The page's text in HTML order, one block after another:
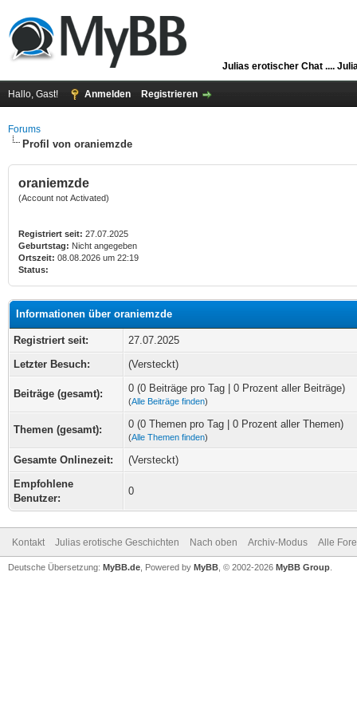
Julias erotischer Chat ....
Hallo, Gast! Anmelden Registrieren
Forums
Profil von oraniemzde
oraniemzde
(Account not Activated)
Registriert seit: 27.07.2025
Geburtstag: Nicht angegeben
Ortszeit: 08.08.2026 um 22:19
Status:
Informationen über oraniemzde
Registriert seit:
27.07.2025
Letzter Besuch:
(Versteckt)
Beiträge (gesamt): 0 (0 Beiträge pro Tag | 0 Prozent aller Beiträge)
(Alle Beiträge finden)
Themen (gesamt): 0 (0 Themen pro Tag | 0 Prozent aller Themen)
(Alle Themen finden)
Gesamte Onlinezeit:
(Versteckt)
Empfohlene
Benutzer:
0
Kontakt Julias erotische Geschichten Nach oben Archiv-Modus Alle
Deutsche Übersetzung: MyBB.de , Powered by MyBB , © 2002-2026 MyBB Group